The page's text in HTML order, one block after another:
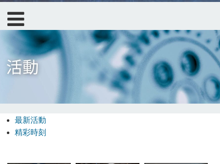
最新活動
精彩時刻